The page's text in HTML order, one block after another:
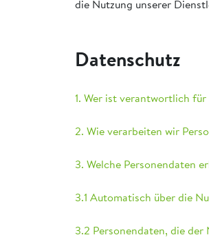
die Nutzung unserer
Datenschutz
1. Wer ist verantwortlich
2. Wie verarbeiten wir
3. Welche Personendaten
3.1 Automatisch über die
3.2 Personendaten, die